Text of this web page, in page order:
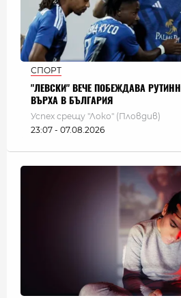
СПОРТ
"ЛЕВСКИ" ВЕЧЕ ПОБЕЖДАВА
ВЪРХА В БЪЛГАРИЯ
Успех срещу "Локо" (Пловдив)
23:07 - 07.08.2026